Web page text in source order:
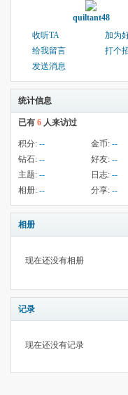
quiltant48
收听TA
加为
给我留言
打个
发送消息
统计信息
已有 6 人来访过
积分: -- 金币: --
钻石: -- 好友: --
主题: -- 日志: --
相册: -- 分享: --
相册
现在还没有相册
记录
现在还没有记录